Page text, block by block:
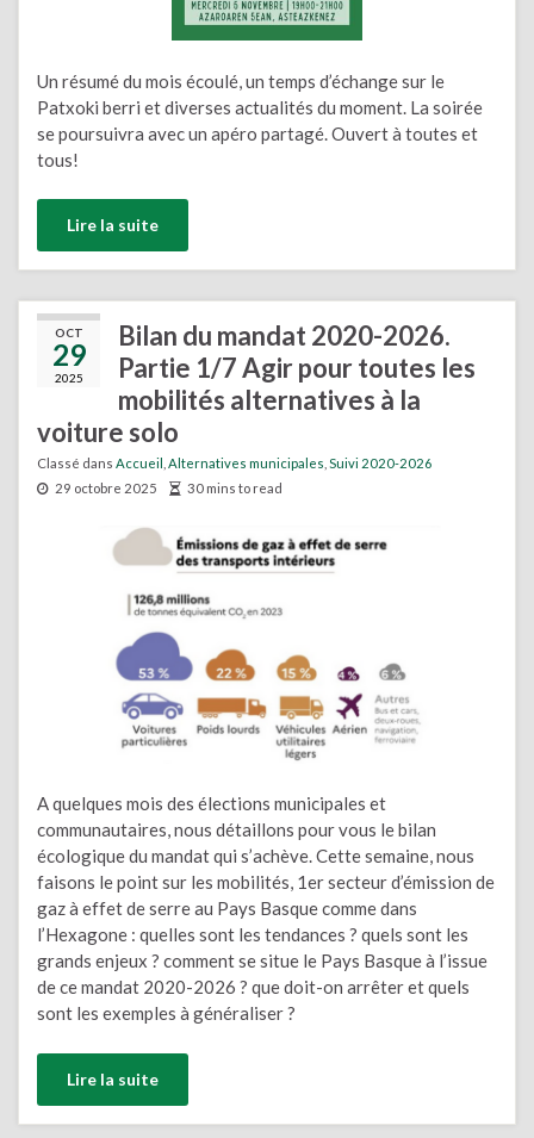
Un résumé du mois écoulé, un temps d’échange sur le
Patxoki berri et diverses actualités du moment. La soirée
se poursuivra avec un apéro partagé. Ouvert à toutes et
tous!
Lire la suite
OCT
29
2025
Bilan du mandat 2020-2026.
Partie 1/7 Agir pour toutes les
mobilités alternatives à la
voiture solo
Classé dans Accueil Alternatives municipales Suivi 2020-2026
29 octobre 2025
30 mins to read
A quelques mois des élections municipales et
communautaires, nous détaillons pour vous le bilan
écologique du mandat qui s’achève. Cette semaine, nous
faisons le point sur les mobilités, 1er secteur d’émission de
gaz à effet de serre au Pays Basque comme dans
l’Hexagone : quelles sont les tendances ? quels sont les
grands enjeux ? comment se situe le Pays Basque à l’issue
de ce mandat 2020-2026 ? que doit-on arrêter et quels
sont les exemples à généraliser ?
Lire la suite